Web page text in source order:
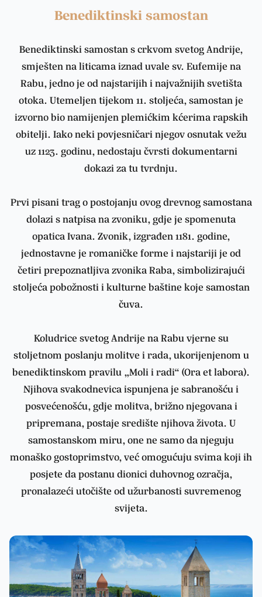
Benediktinski samostan
Benediktinski samostan s crkvom svetog Andrije,
smješten na liticama iznad uvale sv. Eufemije na
Rabu, jedno je od najstarijih i najvažnijih svetišta
otoka. Utemeljen tijekom 11. stoljeća, samostan je
izvorno bio namijenjen plemićkim kćerima rapskih
obitelji. Iako neki povjesničari njegov osnutak vežu
uz 1123. godinu, nedostaju čvrsti dokumentarni
dokazi za tu tvrdnju.
Prvi pisani trag o postojanju ovog drevnog samostana
dolazi s natpisa na zvoniku, gdje je spomenuta
opatica Ivana. Zvonik, izgrađen 1181. godine,
jednostavne je romaničke forme i najstariji je od
četiri prepoznatljiva zvonika Raba, simbolizirajući
stoljeća pobožnosti i kulturne baštine koje samostan
čuva.
Koludrice svetog Andrije na Rabu vjerne su
stoljetnom poslanju molitve i rada, ukorijenjenom u
benediktinskom pravilu „Moli i radi“ (Ora et labora).
Njihova svakodnevica ispunjena je sabranošću i
posvećenošću, gdje molitva, brižno njegovana i
pripremana, postaje središte njihova života. U
samostanskom miru, one ne samo da njeguju
monaško gostoprimstvo, već omogućuju svima koji ih
posjete da postanu dionici duhovnog ozračja,
pronalazeći utočište od užurbanosti suvremenog
svijeta.